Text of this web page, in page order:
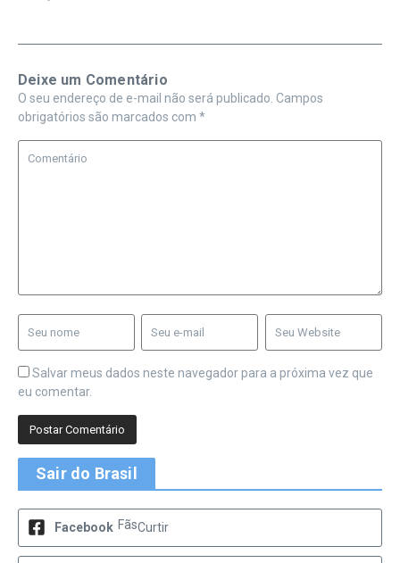
Deixe um Comentário
O seu endereço de e-mail não será publicado. Campos
obrigatórios são marcados com *
Salvar meus dados neste navegador para a próxima vez que
eu comentar.
Sair do Brasil
Facebook FãsCurtir